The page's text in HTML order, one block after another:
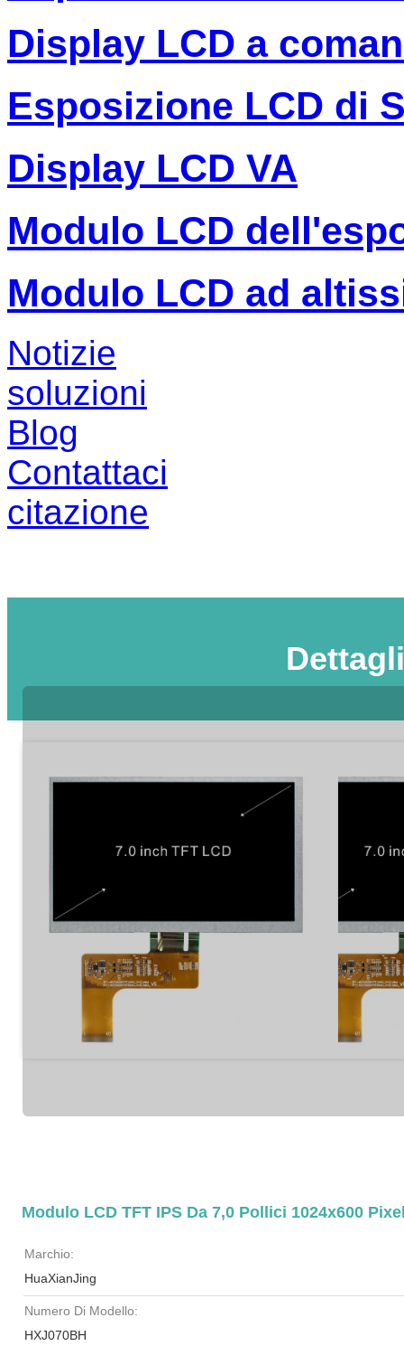
Display LCD a
Esposizione LCD di
Display LCD VA
Modulo LCD
Modulo LCD ad
Notizie
soluzioni
Blog
Contattaci
citazione
Modulo LCD TFT IPS Da 7,0 Pollici 1024x600
Marchio:
HuaXianJing
Numero Di Modello:
HXJ070BH